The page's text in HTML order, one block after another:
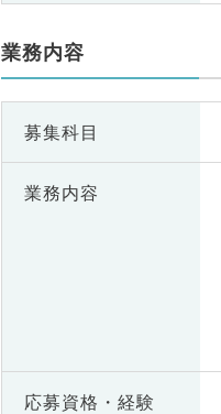
業務内容
募集科目
業務内容
応募資格・ 経験